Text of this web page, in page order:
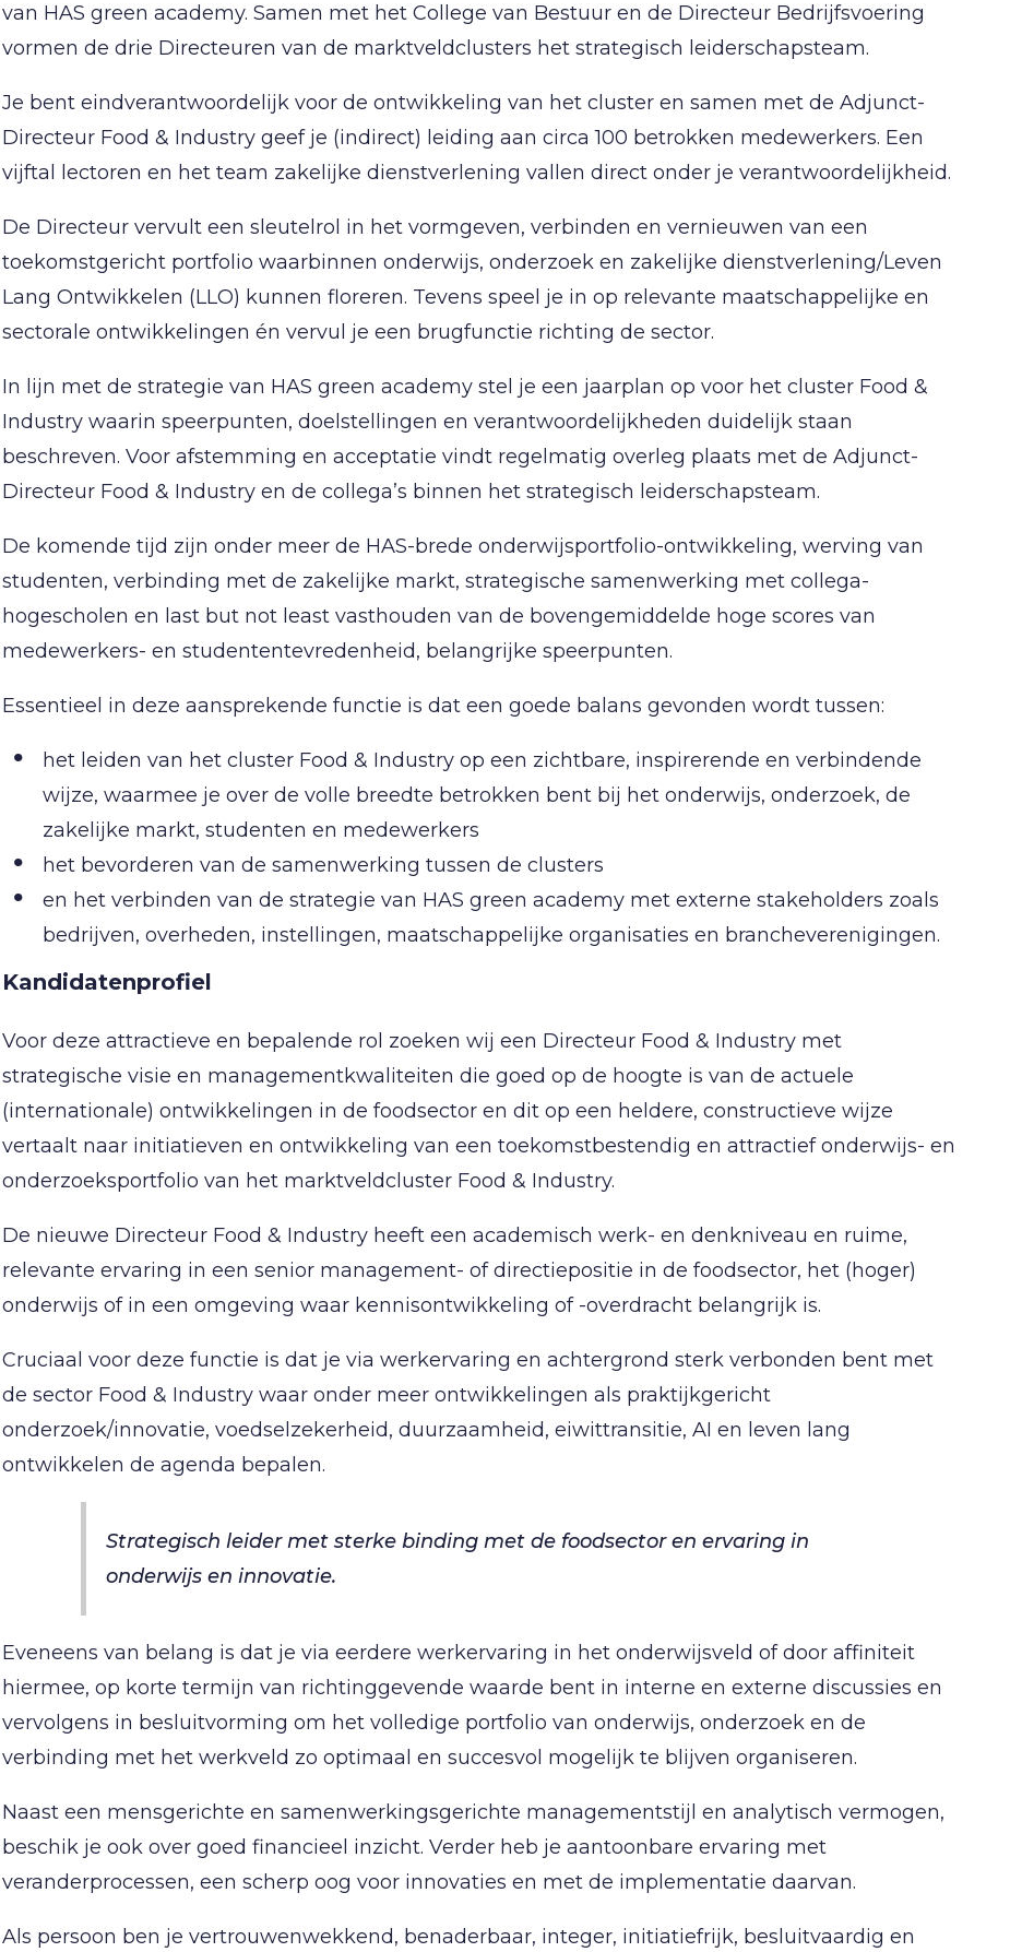
van HAS green academy. Samen met het College van Bestuur en de Directeur Bedrijfsvoering
vormen de drie Directeuren van de marktveldclusters het strategisch leiderschapsteam.
Je bent eindverantwoordelijk voor de ontwikkeling van het cluster en samen met de Adjunct-
Directeur Food & Industry geef je (indirect) leiding aan circa 100 betrokken medewerkers. Een
vijftal lectoren en het team zakelijke dienstverlening vallen direct onder je verantwoordelijkheid.
De Directeur vervult een sleutelrol in het vormgeven, verbinden en vernieuwen van een
toekomstgericht portfolio waarbinnen onderwijs, onderzoek en zakelijke dienstverlening/Leven
Lang Ontwikkelen (LLO) kunnen floreren. Tevens speel je in op relevante maatschappelijke en
sectorale ontwikkelingen én vervul je een brugfunctie richting de sector.
In lijn met de strategie van HAS green academy stel je een jaarplan op voor het cluster Food &
Industry waarin speerpunten, doelstellingen en verantwoordelijkheden duidelijk staan
beschreven. Voor afstemming en acceptatie vindt regelmatig overleg plaats met de Adjunct-
Directeur Food & Industry en de collega’s binnen het strategisch leiderschapsteam.
De komende tijd zijn onder meer de HAS-brede onderwijsportfolio-ontwikkeling, werving van
studenten, verbinding met de zakelijke markt, strategische samenwerking met collega-
hogescholen en last but not least vasthouden van de bovengemiddelde hoge scores van
medewerkers- en studententevredenheid, belangrijke speerpunten.
Essentieel in deze aansprekende functie is dat een goede balans gevonden wordt tussen:
het leiden van het cluster Food & Industry op een zichtbare, inspirerende en verbindende
wijze, waarmee je over de volle breedte betrokken bent bij het onderwijs, onderzoek, de
zakelijke markt, studenten en medewerkers
het bevorderen van de samenwerking tussen de clusters
en het verbinden van de strategie van HAS green academy met externe stakeholders zoals
bedrijven, overheden, instellingen, maatschappelijke organisaties en brancheverenigingen.
Kandidatenprofiel
Voor deze attractieve en bepalende rol zoeken wij een Directeur Food & Industry met
strategische visie en managementkwaliteiten die goed op de hoogte is van de actuele
(internationale) ontwikkelingen in de foodsector en dit op een heldere, constructieve wijze
vertaalt naar initiatieven en ontwikkeling van een toekomstbestendig en attractief onderwijs- en
onderzoeksportfolio van het marktveldcluster Food & Industry.
De nieuwe Directeur Food & Industry heeft een academisch werk- en denkniveau en ruime,
relevante ervaring in een senior management- of directiepositie in de foodsector, het (hoger)
onderwijs of in een omgeving waar kennisontwikkeling of -overdracht belangrijk is.
Cruciaal voor deze functie is dat je via werkervaring en achtergrond sterk verbonden bent met
de sector Food & Industry waar onder meer ontwikkelingen als praktijkgericht
onderzoek/innovatie, voedselzekerheid, duurzaamheid, eiwittransitie, AI en leven lang
ontwikkelen de agenda bepalen.
Strategisch leider met sterke binding met de foodsector en ervaring in
onderwijs en innovatie.
Eveneens van belang is dat je via eerdere werkervaring in het onderwijsveld of door affiniteit
hiermee, op korte termijn van richtinggevende waarde bent in interne en externe discussies en
vervolgens in besluitvorming om het volledige portfolio van onderwijs, onderzoek en de
verbinding met het werkveld zo optimaal en succesvol mogelijk te blijven organiseren.
Naast een mensgerichte en samenwerkingsgerichte managementstijl en analytisch vermogen,
beschik je ook over goed financieel inzicht. Verder heb je aantoonbare ervaring met
veranderprocessen, een scherp oog voor innovaties en met de implementatie daarvan.
Als persoon ben je vertrouwenwekkend, benaderbaar, integer, initiatiefrijk, besluitvaardig en